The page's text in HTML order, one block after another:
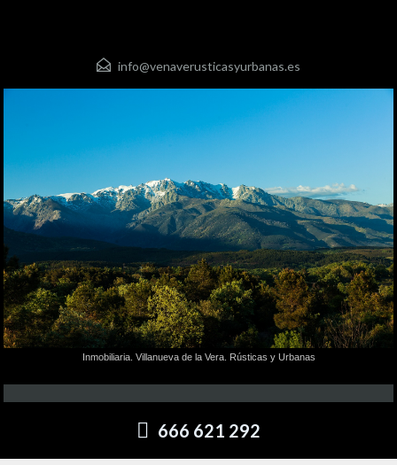
info@venaverusticasyurbanas.es
Inmobiliaria. Villanueva de la Vera. Rústicas y Urbanas
666 621 292